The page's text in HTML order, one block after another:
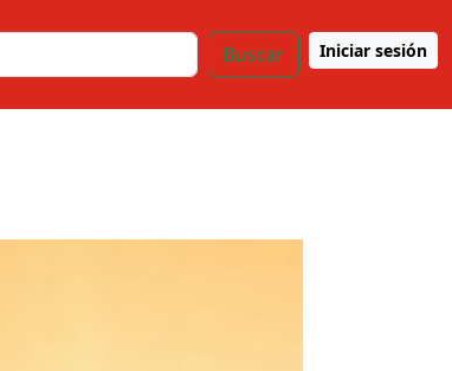
Buscar Iniciar sesión